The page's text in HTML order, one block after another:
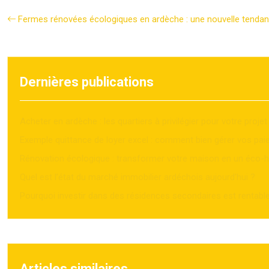
Fermes rénovées écologiques en ardèche : une nouvelle
Dernières publications